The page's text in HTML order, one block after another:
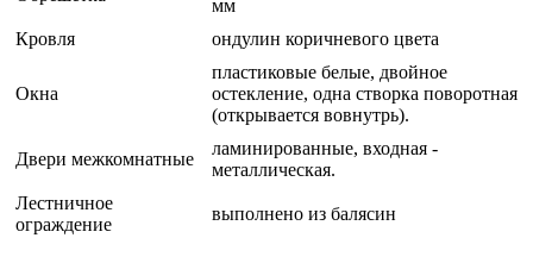
мм
Кровля
ондулин коричневого цвета
Окна
пластиковые белые, двойное
остекление, одна створка поворотная
(открывается вовнутрь).
Двери межкомнатные
ламинированные, входная -
металлическая.
Лестничное
ограждение
выполнено из балясин